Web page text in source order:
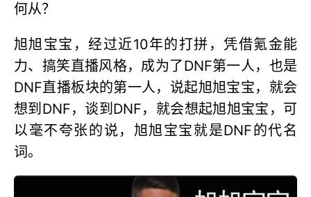
何从？
旭旭宝宝，经过近10年的打拼，凭借氪金能
力、搞笑直播风格，成为了DNF第一人，也是
DNF直播板块的第一人，说起旭旭宝宝，就会
想到DNF，谈到DNF，就会想起旭旭宝宝，可
以毫不夸张的说，旭旭宝宝就是DNF的代名
词。